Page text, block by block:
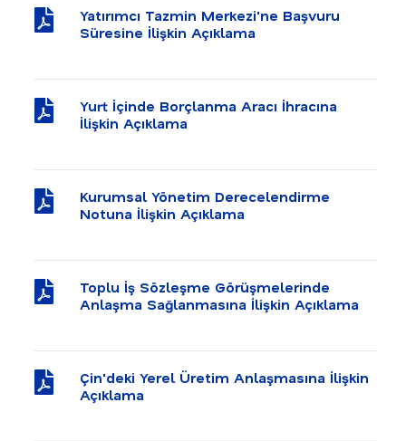
Sıkça Sorulan Sorular
Yatırımcı Tazmin Merkezi'ne Başvuru
Süresine İlişkin Açıklama
Yurt İçinde Borçlanma Aracı İhracına
İlişkin Açıklama
Kurumsal Yönetim Derecelendirme
Notuna İlişkin Açıklama
Toplu İş Sözleşme Görüşmelerinde
Anlaşma Sağlanmasına İlişkin Açıklama
Çin'deki Yerel Üretim Anlaşmasına İlişkin
Açıklama